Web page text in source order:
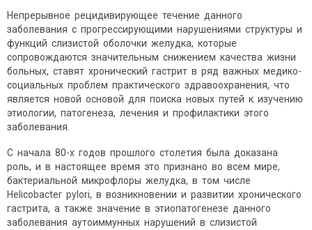
Непрерывное рецидивирующее течение данного
заболевания с прогрессирующими нарушениями структуры и
функций слизистой оболочки желудка, которые
сопровождаются значительным снижением качества жизни
больных, ставят хронический гастрит в ряд важных медико-
социальных проблем практического здравоохранения, что
является новой основой для поиска новых путей к изучению
этиологии, патогенеза, лечения и профилактики этого
заболевания.
С начала 80-х годов прошлого столетия была доказана
роль, и в настоящее время это признано во всем мире,
бактериальной микрофлоры желудка, в том числе
Helicobacter pylori, в возникновении и развитии хронического
гастрита, а также значение в этиопатогенезе данного
заболевания аутоиммунных нарушений в слизистой